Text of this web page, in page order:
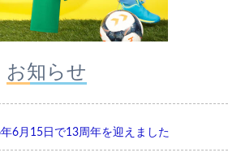
お知らせ
6月15日で13周年を迎えました